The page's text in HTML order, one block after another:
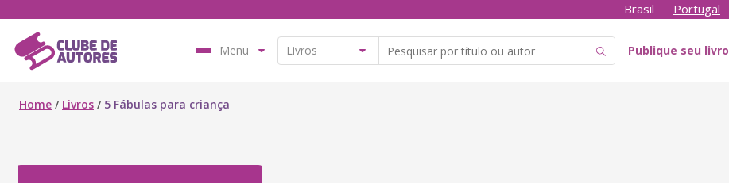
Brasil Portugal
Menu Publique seu livro
Home / Livros / 5 Fábulas para criança